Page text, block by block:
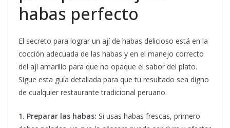
habas perfecto
El secreto para lograr un ají de habas delicioso está en la
cocción adecuada de las habas y en el manejo correcto
del ají amarillo para que no opaque el sabor del plato.
Sigue esta guía detallada para que tu resultado sea digno
de cualquier restaurante tradicional peruano.
1. Preparar las habas: Si usas habas frescas, primero